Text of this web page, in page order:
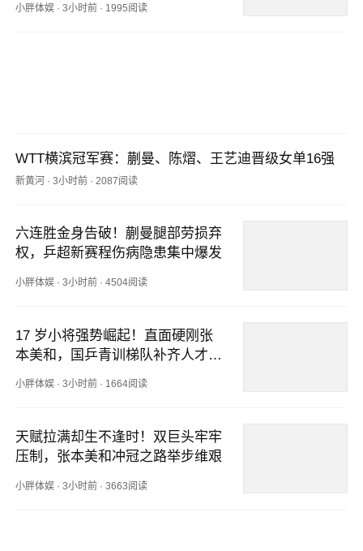
小胖体娱 ·3小时前 · 1995阅读
WTT横滨冠军赛：蒯曼、陈熠、王艺迪晋级女单16强
新黄河 ·3小时前 · 2087阅读
六连胜金身告破！蒯曼腿部劳损弃
权，乒超新赛程伤病隐患集中爆发
小胖体娱 ·3小时前 ·4504阅读
17 岁小将强势崛起！直面硬刚张
本美和，国乒青训梯队补齐人才短
板
小胖体娱 ·3小时前 · 1664阅读
天赋拉满却生不逢时！双巨头牢牢
压制，张本美和冲冠之路举步维艰
小胖体娱 ·3小时前 ·3663阅读